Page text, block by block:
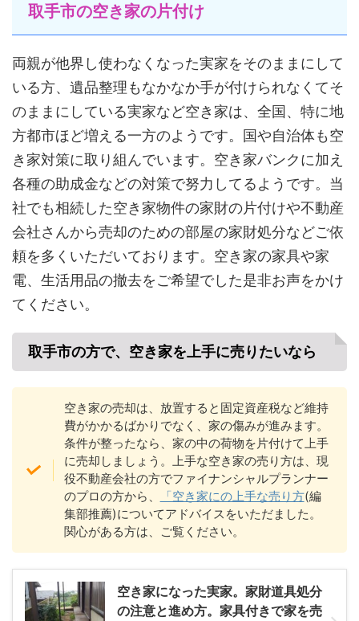
取手市の空き家の片付け
両親が他界し使わなくなった実家をそのままにして
いる方、遺品整理もなかなか手が付けられなくてそ
のままにしている実家など空き家は、全国、特に地
方都市ほど増える一方のようです。国や自治体も空
き家対策に取り組んでいます。空き家バンクに加え
各種の助成金などの対策で努力してるようです。当
社でも相続した空き家物件の家財の片付けや不動産
会社さんから売却のための部屋の家財処分などご依
頼を多くいただいております。空き家の家具や家
電、生活用品の撤去をご希望でした是非お声をかけ
てください。
取手市の方で、空き家を上手に売りたいなら
空き家の売却は、放置すると固定資産税など維持
費がかかるばかりでなく、家の傷みが進みます。
条件が整ったなら、家の中の荷物を片付けて上手
に売却しましょう。上手な空き家の売り方は、現
役不動産会社の方でファイナンシャルプランナー
のプロの方から、
「空き家にの上手な売り方(編
集部推薦)についてアドバイスをいただました。
関心がある方は、ご覧ください。
空き家になった実家。家財道具処分
の注意と進め方。家具付きで家を売